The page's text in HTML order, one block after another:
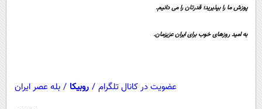
پوزش ما را بپذیرید؛ قدرتان را می دانیم.
به امید روزهای خوب برای ایران عزیزمان.
عضویت در کانال تلگرام / روبیکا / بله عصر ایران